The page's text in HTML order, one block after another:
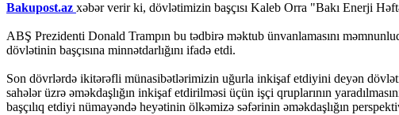
Bakupost.az xəbər verir ki, dövlətimizin başçısı Kaleb Orra "Bakı Enerji
ABŞ Prezidenti Donald Trampın bu tədbirə məktub ünvanlamasını
dövlətinin başçısına minnətdarlığını ifadə etdi.
Son dövrlərdə ikitərəfli münasibətlərimizin uğurla inkişaf etdiyini deyən
sahələr üzrə əməkdaşlığın inkişaf etdirilməsi üçün işçi qruplarının
başçılıq etdiyi nümayəndə heyətinin ölkəmizə səfərinin əməkdaşlığın